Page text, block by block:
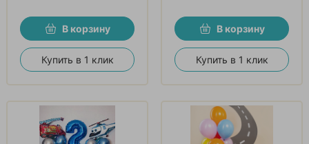
В корзину
Купить в 1 клик
В корзину
Купить в 1 клик